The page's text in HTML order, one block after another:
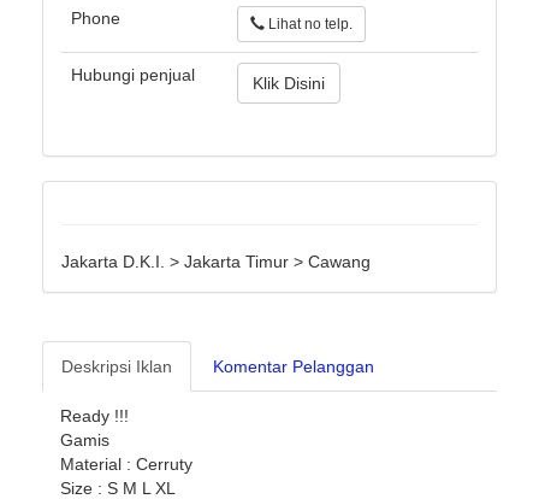
Phone Lihat no telp.
Hubungi penjual Klik Disini
Jakarta D.K.I. > Jakarta Timur > Cawang
Deskripsi Iklan Komentar Pelanggan
Ready !!!
Gamis
Material : Cerruty
Size : S M L XL